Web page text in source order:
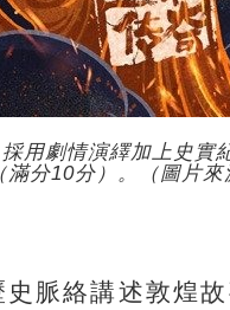
用劇情演繹加上史
分10分）。（圖片來
絡講述敦煌故